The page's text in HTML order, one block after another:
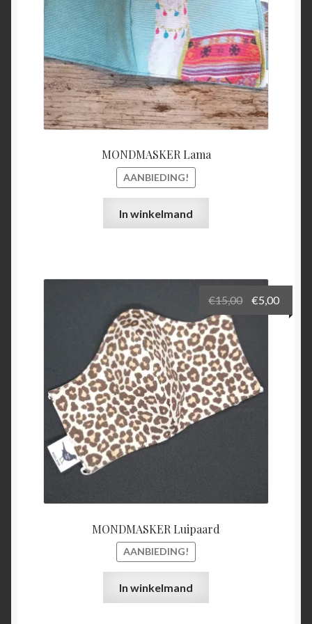
MONDMASKER Lama
AANBIEDING!
In winkelmand
MONDMASKER Luipaard
AANBIEDING!
€15,00
€15,00.
€5,00
prijs
In winkelmand